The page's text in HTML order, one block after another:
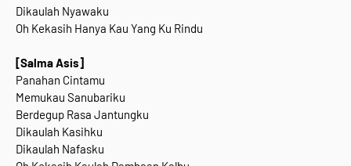
Dikaulah Nyawaku
Oh Kekasih Hanya Kau Yang Ku Rindu
[Salma Asis]
Panahan Cintamu
Memukau Sanubariku
Berdegup Rasa Jantungku
Dikaulah Kasihku
Dikaulah Nafasku